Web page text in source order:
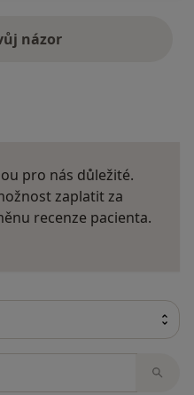
názor
pro nás důležité.
zaplatit za
recenze pacienta.